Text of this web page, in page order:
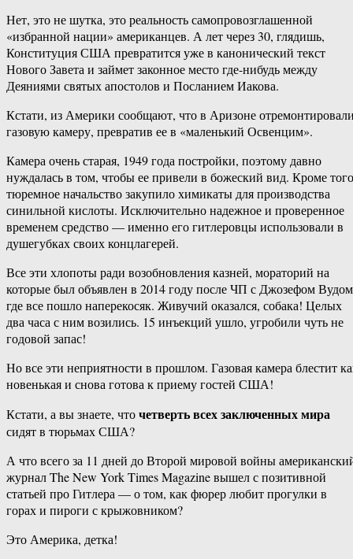
Нет, это не шутка, это реальность самопровозглашенной
«избранной нации» американцев. А лет через 30, глядишь,
Конституция США превратится уже в канонический текст
Нового Завета и займет законное место где-нибудь между
Деяниями святых апостолов и Посланием Иакова.
Кстати, из Америки сообщают, что в Аризоне
газовую камеру, превратив ее в «маленький Освенцим».
Камера очень старая, 1949 года постройки, поэтому давно
нуждалась в том, чтобы ее привели в божеский вид. Кроме
тюремное начальство закупило химикаты для производства
синильной кислоты. Исключительно надежное и проверенное
временем средство — именно его гитлеровцы использовали в
душегубках своих концлагерей.
Все эти хлопоты ради возобновления казней, мораторий на
которые был объявлен в 2014 году после ЧП с Джозефом
где все пошло наперекосяк. Живучий оказался, собака! Целых
два часа с ним возились. 15 инъекций ушло, угробили чуть не
годовой запас!
Но все эти неприятности в прошлом. Газовая камера блестит
новенькая и снова готова к приему гостей США!
Кстати, а вы знаете, чточетверть всех заключенных мира
сидят в тюрьмах США?
А что всего за 11 дней до Второй мировой войны
журнал The New York Times Magazine вышел с позитивной
статьей про Гитлера — о том, как фюрер любит прогулки в
горах и пироги с крыжовником?
Это Америка, детка!